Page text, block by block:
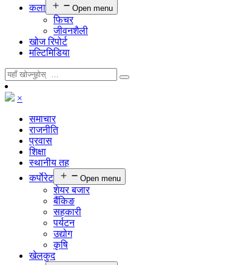
कला
Open menu
फिचर
जीवनशैली
खोज रिपोर्ट
मल्टिमिडिया
×
समाचार
राजनीति
प्रवास
शिक्षा
स्थानीय तह
कर्पाेरेट
Open menu
शेयर बजार
बैंकिङ
सहकारी
पर्यटन
उद्योग
कृषि
खेलकुद